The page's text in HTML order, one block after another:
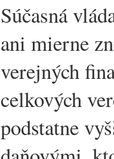
Súčasná
ani mierne
verejných
celkových
podstatne